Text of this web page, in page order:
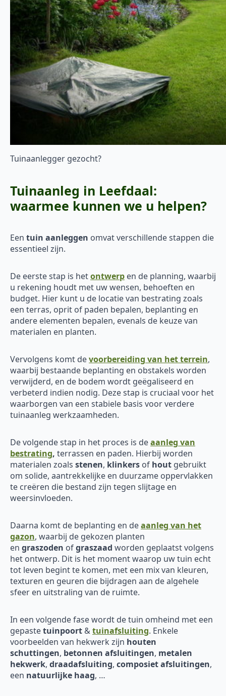
Tuinaanlegger gezocht?
Tuinaanleg in Leefdaal:
waarmee kunnen we u helpen?
Een tuin aanleggen omvat verschillende stappen die
essentieel zijn.
De eerste stap is hetontwerp en de planning, waarbij
u rekening houdt met uw wensen, behoeften en
budget. Hier kunt u de locatie van bestrating zoals
een terras, oprit of paden bepalen, beplanting en
andere elementen bepalen, evenals de keuze van
materialen en planten.
Vervolgens komt devoorbereiding van het terrein,
waarbij bestaande beplanting en obstakels worden
verwijderd, en de bodem wordt geëgaliseerd en
verbeterd indien nodig. Deze stap is cruciaal voor het
waarborgen van een stabiele basis voor verdere
tuinaanleg werkzaamheden.
De volgende stap in het proces is deaanleg van
bestrating, terrassen en paden. Hierbij worden
materialen zoals stenen, klinkers of hout gebruikt
om solide, aantrekkelijke en duurzame oppervlakken
te creëren die bestand zijn tegen slijtage en
weersinvloeden.
Daarna komt de beplanting en deaanleg van het
gazon, waarbij de gekozen planten
en graszoden ofgraszaad worden geplaatst volgens
het ontwerp. Dit is het moment waarop uw tuin echt
tot leven begint te komen, met een mix van kleuren,
texturen en geuren die bijdragen aan de algehele
sfeer en uitstraling van de ruimte.
In een volgende fase wordt de tuin omheind met een
gepastetuinpoort &tuinafsluiting. Enkele
voorbeelden van hekwerk zijn houten
schuttingen, betonnen afsluitingen, metalen
hekwerk, draadafsluiting, composiet afsluitingen,
een natuurlijke haag, …